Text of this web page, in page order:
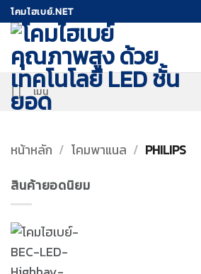
ข้าม
ไป
ยัง
เนื้อหา
โคมไฮเบย์.NET
เมนู
หน้าหลัก / โคมพาแนล / PHILIPS
สินค้ายอดนิยม